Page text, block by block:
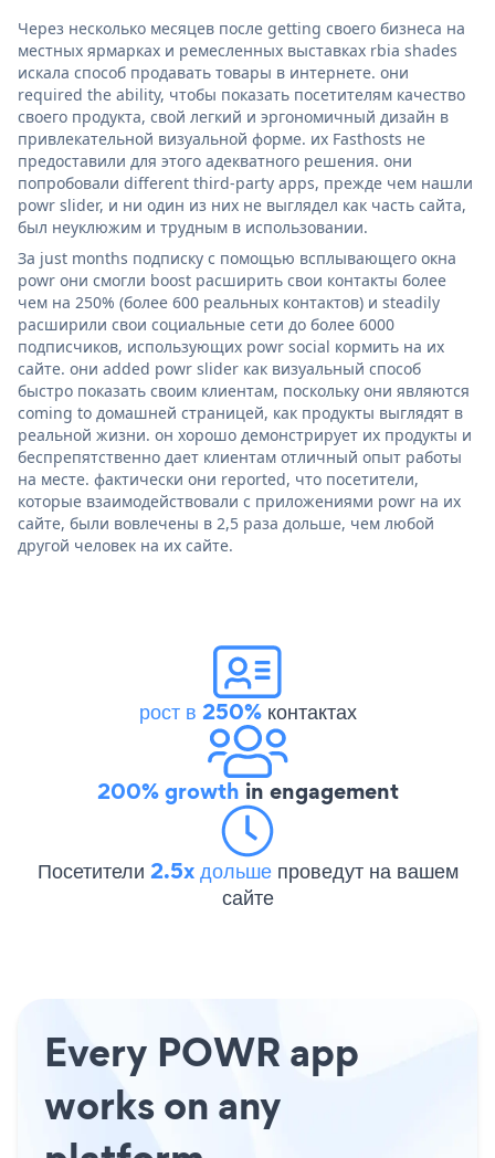
Через несколько месяцев после getting своего бизнеса на
местных ярмарках и ремесленных выставках rbia shades
искала способ продавать товары в интернете. они
required the ability, чтобы показать посетителям качество
своего продукта, свой легкий и эргономичный дизайн в
привлекательной визуальной форме. их Fasthosts не
предоставили для этого адекватного решения. они
попробовали different third-party apps, прежде чем нашли
powr slider, и ни один из них не выглядел как часть сайта,
был неуклюжим и трудным в использовании.
За just months подписку с помощью всплывающего окна
powr они смогли boost расширить свои контакты более
чем на 250% (более 600 реальных контактов) и steadily
расширили свои социальные сети до более 6000
подписчиков, использующих powr social кормить на их
сайте. они added powr slider как визуальный способ
быстро показать своим клиентам, поскольку они являются
coming to домашней страницей, как продукты выглядят в
реальной жизни. он хорошо демонстрирует их продукты и
беспрепятственно дает клиентам отличный опыт работы
на месте. фактически они reported, что посетители,
которые взаимодействовали с приложениями powr на их
сайте, были вовлечены в 2,5 раза дольше, чем любой
другой человек на их сайте.
рост в 250%контактах
200% growth in engagement
Посетители 2.5x дольше проведут на вашем
сайте
Every POWR app
works on any